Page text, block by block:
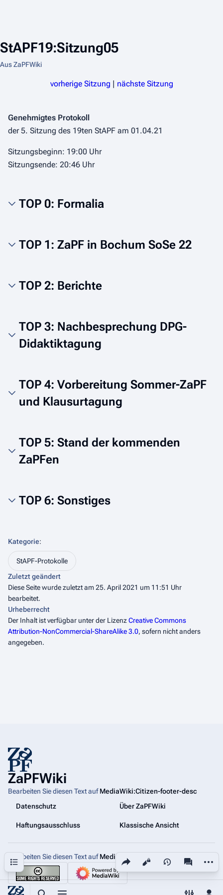
StAPF19:Sitzung05
Aus ZaPFWiki
Diese Seite teilen
Ansichten
vorherige Sitzung | nächste Sitzung
Genehmigtes Protokoll
der 5. Sitzung des 19ten StAPF am 01.04.21
Sitzungsbeginn: 19:00 Uhr
Sitzungsende: 20:46 Uhr
TOP 0: Formalia
TOP 1: ZaPF in Bochum SoSe 22
TOP 2: Berichte
TOP 3: Nachbesprechung DPG-
Didaktiktagung
TOP 4: Vorbereitung Sommer-ZaPF
und Klausurtagung
TOP 5: Stand der kommenden
ZaPFen
TOP 6: Sonstiges
Inhaltsverzeichnis
Kategorie:
StAPF-Protokolle
Zuletzt geändert
Diese Seite wurde zuletzt am 25. April 2021 um 11:51 Uhr
bearbeitet.
Urheberrecht
Der Inhalt ist verfügbar unter der LizenzCreative Commons
Attribution-NonCommercial-ShareAlike 3.0, sofern nicht anders
angegeben.
ZaPFWiki
Bearbeiten Sie diesen Text aufMediaWiki:Citizen-footer-desc
Datenschutz
Über ZaPFWiki
Haftungsausschluss Klassische Ansicht
Bearbeiten Sie diesen Text aufMediaWiki:Citizen-footer-tagline